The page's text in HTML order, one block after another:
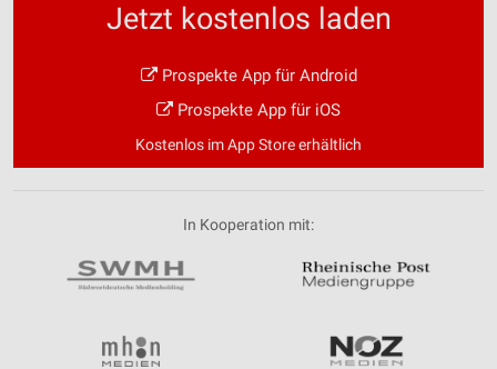
Jetzt kostenlos laden
Prospekte App für Android
Prospekte App für iOS
Kostenlos im App Store erhältlich
In Kooperation mit:
Entwicklung und Verbesserung der Angebote
Verwendung reduzierter Daten zur Auswahl von
Verwendung genauer Standortdaten
Informationen identifizieren
Nicht-IAB-Verarbeitungszwecke:
Performance